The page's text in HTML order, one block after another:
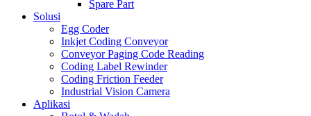
Spare Part
Solusi
Egg Coder
Inkjet Coding Conveyor
Conveyor Paging Code Reading
Coding Label Rewinder
Coding Friction Feeder
Industrial Vision Camera
Aplikasi